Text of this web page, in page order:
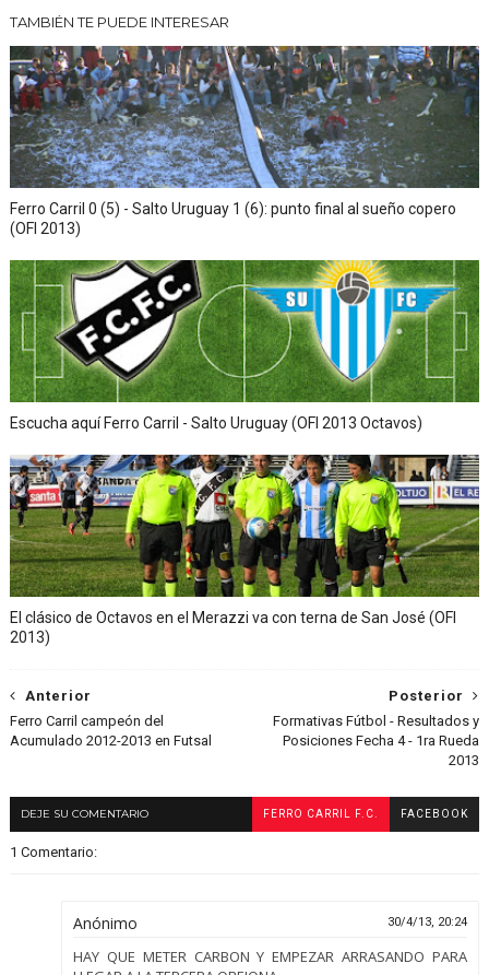
TAMBIÉN TE PUEDE INTERESAR
Ferro Carril 0 (5) - Salto Uruguay 1 (6): punto final al sueño copero
(OFI 2013)
Escucha aquí Ferro Carril - Salto Uruguay (OFI 2013 Octavos)
El clásico de Octavos en el Merazzi va con terna de San José (OFI
2013)
Posterior
Formativas Fútbol - Resultados y
Posiciones Fecha 4 - 1ra Rueda
2013
Anterior
Ferro Carril campeón del
Acumulado 2012-2013 en Futsal
DEJE SU COMENTARIO FERRO CARRIL F.C. FACEBOOK
1 Comentario:
Anónimo 30/4/13, 20:24
HAY QUE METER CARBON Y EMPEZAR ARRASANDO PARA